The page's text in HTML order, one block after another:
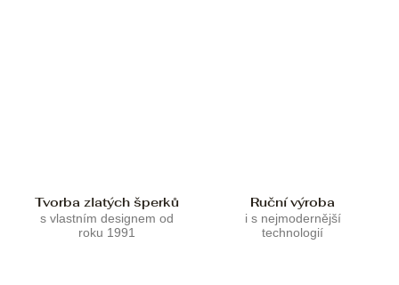
Tvorba zlatých šperků
s vlastním designem od
roku 1991
Ruční výroba
i s nejmodernější
technologií